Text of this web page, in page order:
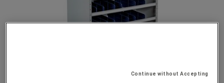
Continue without Accepting